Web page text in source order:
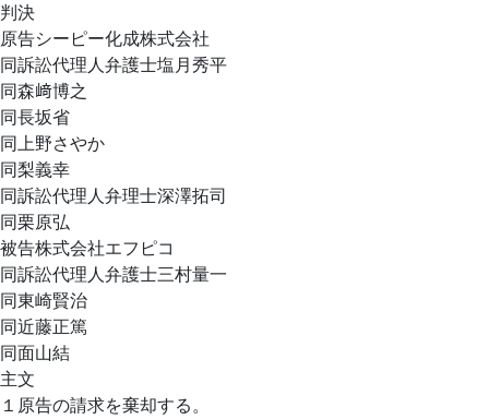
判決
原告シーピー化成株式会社
同訴訟代理人弁護士塩月秀平
同森﨑博之
同長坂省
同上野さやか
同梨義幸
同訴訟代理人弁理士深澤拓司
同栗原弘
被告株式会社エフピコ
同訴訟代理人弁護士三村量一
同東崎賢治
同近藤正篤
同面山結
主文
１原告の請求を棄却する。